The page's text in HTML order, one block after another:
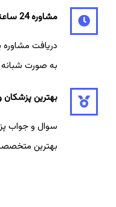
مشاوره 24 ساعته
دریافت مشاوره
به صورت
بهترین پزشکان
سوال و جواب
بهترین